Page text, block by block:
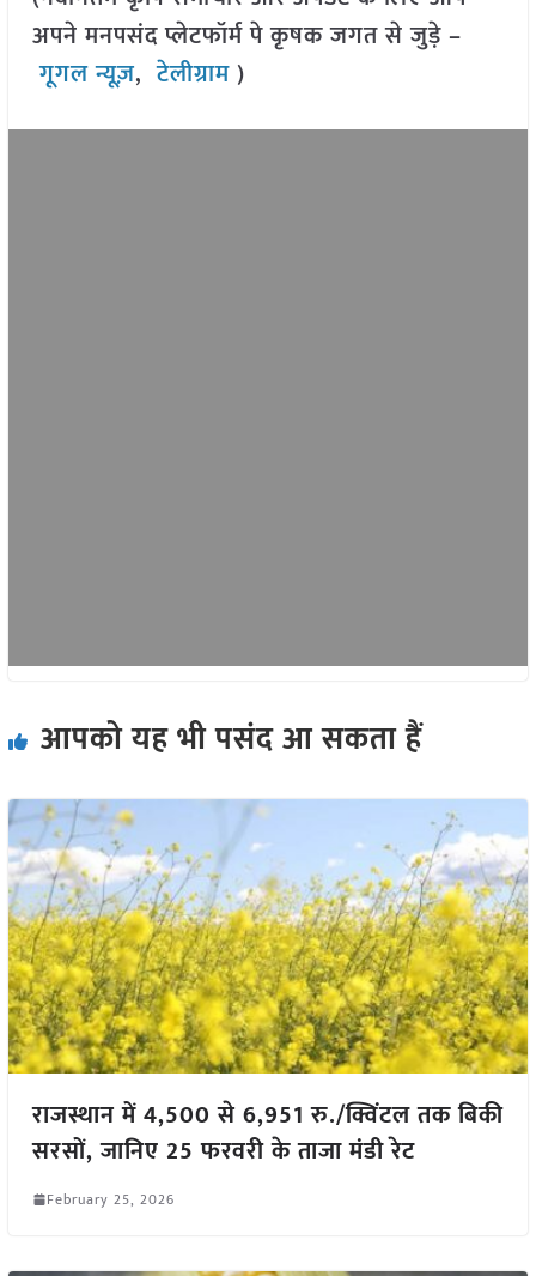
अपने मनपसंद प्लेटफॉर्म पे कृषक जगत से जुड़े –
गूगल न्यूज़,टेलीग्राम )
आपको यह भी पसंद आ सकता हैं
राजस्थान में 4,500 से 6,951 रु./क्विंटल तक बिकी
सरसों, जानिए 25 फरवरी के ताजा मंडी रेट
February 25, 2026